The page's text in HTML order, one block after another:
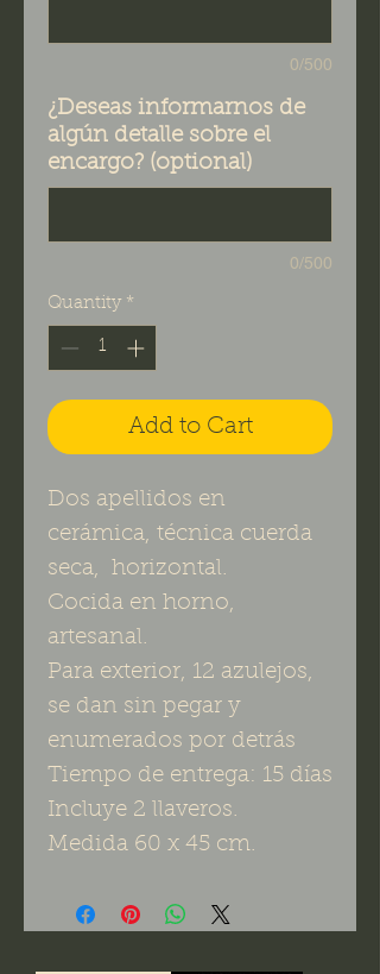
0/500
¿Deseas informarnos de
algún detalle sobre el
encargo? (optional)
0/500
Quantity *
Add to Cart
Dos apellidos en
cerámica, técnica cuerda
seca, horizontal.
Cocida en horno,
artesanal.
Para exterior, 12 azulejos,
se dan sin pegar y
enumerados por detrás
Tiempo de entrega: 15 días
Incluye 2 llaveros.
Medida 60 x 45 cm.